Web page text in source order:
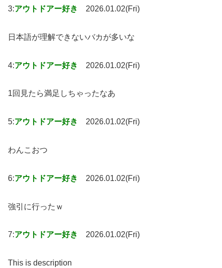
3:アウトドアー好き 2026.01.02(Fri)
日本語が理解できないバカが多いな
4:アウトドアー好き 2026.01.02(Fri)
1回見たら満足しちゃったなあ
5:アウトドアー好き 2026.01.02(Fri)
わんこおつ
6:アウトドアー好き 2026.01.02(Fri)
強引に行ったｗ
7:アウトドアー好き 2026.01.02(Fri)
This is description